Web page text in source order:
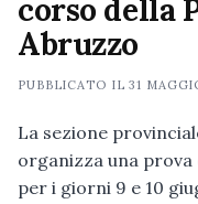
corso della
Abruzzo
PUBBLICATO IL31
La sezione
organizza una
per i giorni 9 e 10